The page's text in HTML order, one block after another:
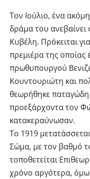
Τον Ιούλιο, ένα
δράμα του ανεβαίνει
Κυβέλη. Πρόκειται
πρεμιέρα της οποίας
πρωθυπουργού
Κουντουριώτη και
θεωρήθηκε παταγώδη
προεξάρχοντα τον
κατακεραύνωσαν.
Το 1919
Σώμα, με τον βαθμό
τοποθετείται
χρόνο αργότερα,